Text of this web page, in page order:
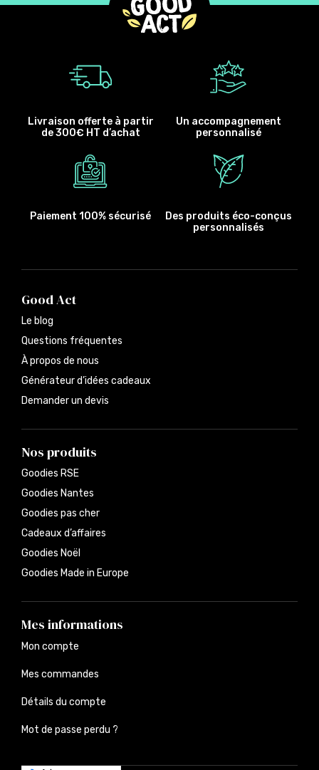
Livraison offerte à partir
de 300€ HT d’achat
Un accompagnement
personnalisé
Paiement 100% sécurisé
Des produits éco-conçus
personnalisés
Good Act
Le blog
Questions fréquentes
À propos de nous
Générateur d’idées cadeaux
Demander un devis
Nos produits
Goodies RSE
Goodies Nantes
Goodies pas cher
Cadeaux d’affaires
Goodies Noël
Goodies Made in Europe
Mes informations
Mon compte
Mes commandes
Détails du compte
Mot de passe perdu ?